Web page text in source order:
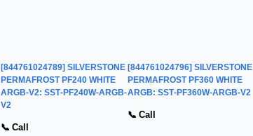
[844761024789] SILVERSTONE
PERMAFROST PF240 WHITE
ARGB-V2: SST-PF240W-ARGB-
V2
📞 Call
[844761024796] SILVERSTONE
PERMAFROST PF360 WHITE
ARGB: SST-PF360W-ARGB-V2
📞 Call